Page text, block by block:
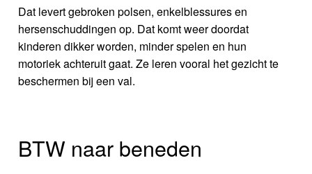
Dat levert gebroken polsen, enkelblessures en
hersenschuddingen op. Dat komt weer doordat
kinderen dikker worden, minder spelen en hun
motoriek achteruit gaat. Ze leren vooral het gezicht te
beschermen bij een val.
BTW naar beneden